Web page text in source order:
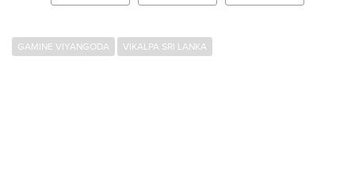
GAMINE VIYANGODA VIKALPA SRI LANKA